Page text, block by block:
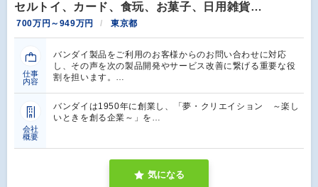
セルトイ、カード、食玩、お菓子、日用雑貨…
700万円～949万円 東京都
仕事
内容
バンダイ製品をご利用のお客様からのお問い合わせに対応
し、その声を次の製品開発やサービス改善に繋げる重要な役
割を担います。…
会社
概要
バンダイは1950年に創業し、「夢・クリエイション ～楽し
いときを創る企業～」を…
気になる